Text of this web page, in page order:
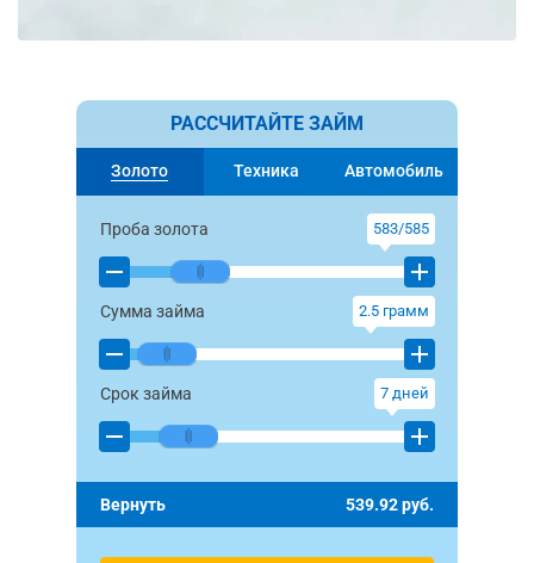
РАССЧИТАЙТЕ ЗАЙМ
Золото Техника Автомобиль
Проба золота 583/585
Сумма займа 2.5 грамм
Срок займа 7 дней
Вернуть 539.92руб.